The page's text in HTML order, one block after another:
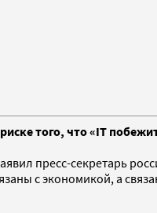
того, что «IT
пресс-секретарь
с экономикой, а